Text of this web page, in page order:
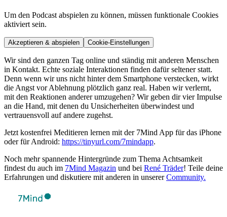
Um den Podcast abspielen zu können, müssen funktionale Cookies
aktiviert sein.
Akzeptieren & abspielen Cookie-Einstellungen
Wir sind den ganzen Tag online und ständig mit anderen Menschen
in Kontakt. Echte soziale Interaktionen finden dafür seltener statt.
Denn wenn wir uns nicht hinter dem Smartphone verstecken, wirkt
die Angst vor Ablehnung plötzlich ganz real. Haben wir verlernt,
mit den Reaktionen anderer umzugehen? Wir geben dir vier Impulse
an die Hand, mit denen du Unsicherheiten überwindest und
vertrauensvoll auf andere zugehst.
Jetzt kostenfrei Meditieren lernen mit der 7Mind App für das iPhone
oder für Android: https://tinyurl.com/7mindapp.
Noch mehr spannende Hintergründe zum Thema Achtsamkeit
findest du auch im 7Mind Magazin und bei René Träder! Teile deine
Erfahrungen und diskutiere mit anderen in unsererCommunity.